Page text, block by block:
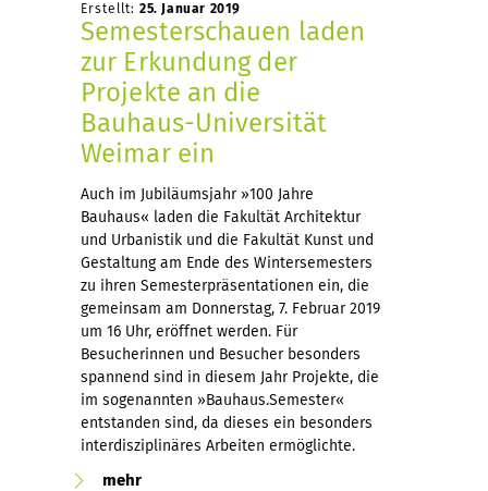
Erstellt: 25. Januar 2019
Semesterschauen laden
zur Erkundung der
Projekte an die
Bauhaus-Universität
Weimar ein
Auch im Jubiläumsjahr »100 Jahre
Bauhaus« laden die Fakultät Architektur
und Urbanistik und die Fakultät Kunst und
Gestaltung am Ende des Wintersemesters
zu ihren Semesterpräsentationen ein, die
gemeinsam am Donnerstag, 7. Februar 2019
um 16 Uhr, eröffnet werden. Für
Besucherinnen und Besucher besonders
spannend sind in diesem Jahr Projekte, die
im sogenannten »Bauhaus.Semester«
entstanden sind, da dieses ein besonders
interdisziplinäres Arbeiten ermöglichte.
mehr